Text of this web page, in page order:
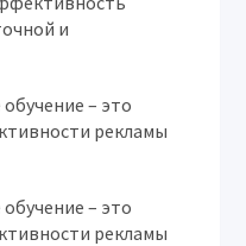
и
– это
рекламы
– это
рекламы